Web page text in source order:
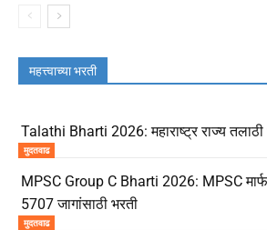
महत्त्वाच्या भरती
Talathi Bharti 2026: महाराष्ट्र राज्य
मुदतवाढ
MPSC Group C Bharti 2026: MPSC
5707 जागांसाठी भरती
मुदतवाढ